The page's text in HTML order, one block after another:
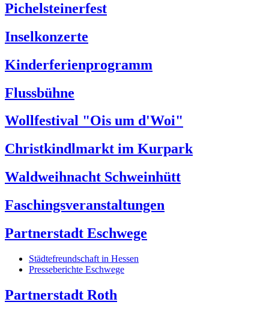
Pichelsteinerfest
Inselkonzerte
Kinderferienprogramm
Flussbühne
Wollfestival "Ois um d'Woi"
Christkindlmarkt im Kurpark
Waldweihnacht Schweinhütt
Faschingsveranstaltungen
Partnerstadt Eschwege
Städtefreundschaft in Hessen
Presseberichte Eschwege
Partnerstadt Roth